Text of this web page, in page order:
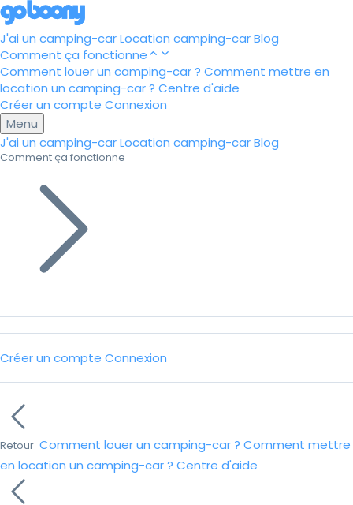
J'ai un camping-carLocation camping-carBlog
Comment ça fonctionne
Comment louer un camping-car ? Comment mettre en
location un camping-car ? Centre d'aide
Créer un compte Connexion
Menu
J'ai un camping-carLocation camping-carBlog
Comment ça fonctionne
Créer un compte Connexion
Retour Comment louer un camping-car ? Comment mettre
en location un camping-car ? Centre d'aide